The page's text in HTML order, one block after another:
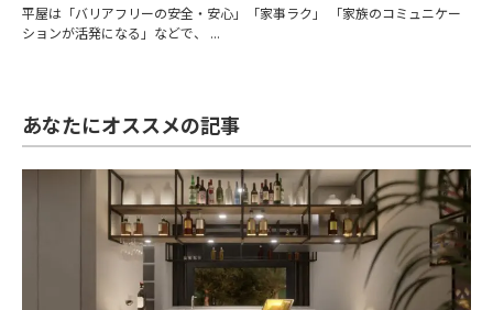
平屋は「バリアフリーの安全・安心」「家事ラク」 「家族のコミュニケー
ションが活発になる」などで、 ...
あなたにオススメの記事